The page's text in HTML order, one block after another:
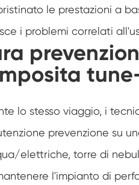
le prestazioni a
i problemi correlati
lo stesso viaggio, i
prevenzione su
elettriche, torre di
l'impianto di